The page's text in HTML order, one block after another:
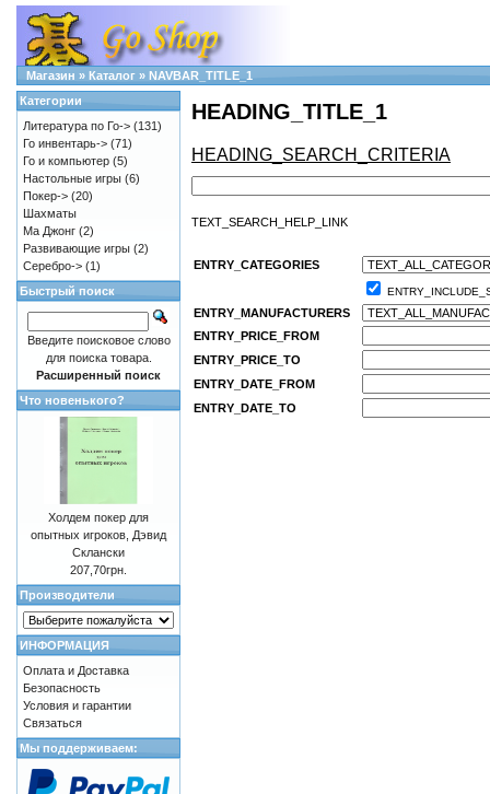
Магазин » Каталог » NAVBAR_TITLE_1
HEADING_TITLE_1
HEADING_SEARCH_CRITERIA
TEXT_SEARCH_HELP_LINK
ENTRY_CATEGORIES
ENTRY_MANUFACTURERS
ENTRY_PRICE_FROM
ENTRY_PRICE_TO
ENTRY_DATE_FROM
ENTRY_DATE_TO
Категории
Литература по Го-> (131)
Го инвентарь-> (71)
Го и компьютер (5)
Настольные игры (6)
Покер-> (20)
Шахматы
Ма Джонг (2)
Развивающие игры (2)
Серебро-> (1)
Быстрый поиск
Введите поисковое слово
для поиска товара.
Расширенный поиск
Что новенького?
Холдем покер для
опытных игроков, Дэвид
Склански
207,70грн.
Производители
ИНФОРМАЦИЯ
Оплата и Доставка
Безопасность
Условия и гарантии
Связаться
Мы поддерживаем: